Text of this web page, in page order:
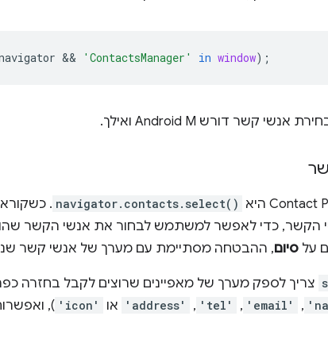
&& 'ContactsManager' in window);
navigator.contacts.select()
.
הקשר, כדי לאפשר למשתמש לבחור את אנשי הקשר
על סיום, ההבטחה מסתיימת עם מערך של אנשי קשר
צריך לספק מערך של מאפיינים שרוצים לקבל בחזרה
,
'email'
,
'tel'
,
'address' או 'icon'
),